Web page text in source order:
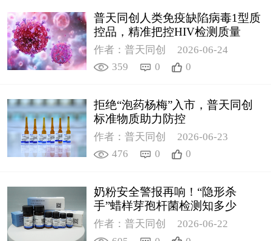
普天同创人类免疫缺陷病毒1型质
控品，精准把控HIV检测质量
作者：普天同创
2026-06-24
359
0 0
拒绝“泡药杨梅”入市，普天同创
标准物质助力防控
作者：普天同创
2026-06-23
476
0 0
奶粉安全警报再响！“隐形杀
手”蜡样芽孢杆菌检测知多少
作者：普天同创
2026-06-22